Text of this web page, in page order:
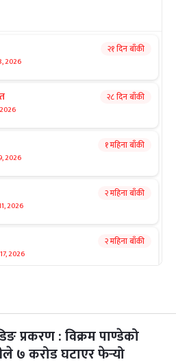
2026
२१ दिन बाँकी
२८ दिन बाँकी
2026
१ महिना बाँकी
2026
२ महिना बाँकी
2026
२ महिना बाँकी
2026
२ महिना बाँकी
प्रकरण : विक्रम पाण्डेको
७ करोड घटाएर फेर्‍यो